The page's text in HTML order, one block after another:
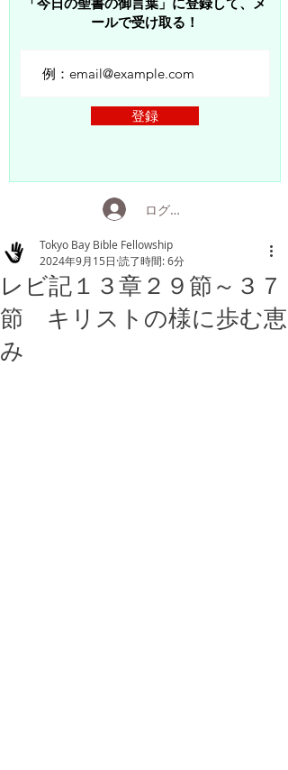
ールで受け取る！
登録
ログイン
レビ記１３章２９節～３７
節 キリストの様に歩む恵
み
Tokyo Bay Bible Fellowship
2024年9月15日 読了時間: 6分